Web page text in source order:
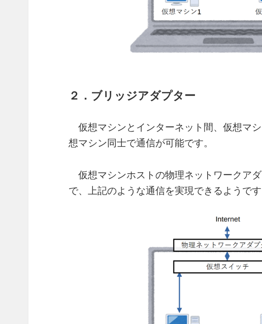
２．ブリッジアダプター
仮想マシンとインターネット間、仮想マ
想マシン同士で通信が可能です。
仮想マシンホストの物理ネットワークア
で、上記のような通信を実現できるようです